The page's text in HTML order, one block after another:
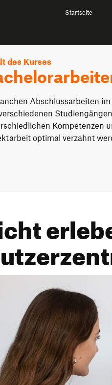
Startseite
des Kurses
Abschlussarbeiten
Kompetenzen
optimal verzahnt